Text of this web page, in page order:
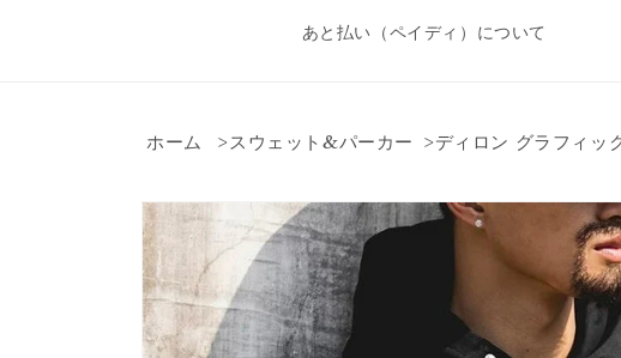
あと払い（ペイディ）について
ホーム スウェット&パーカー ディロン グラフィッ
商品情報
にスキッ
プ